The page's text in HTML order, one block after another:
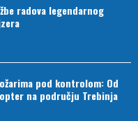
radova legendarnog
pod kontrolom: Od
na području Trebinja